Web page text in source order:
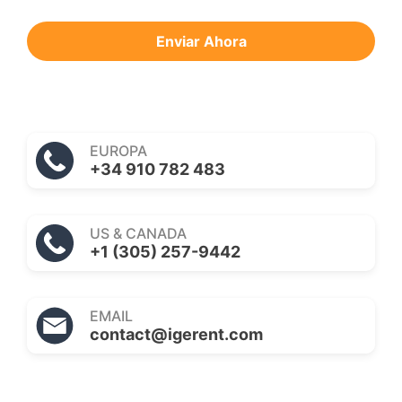
Enviar Ahora
EUROPA
+34 910 782 483
US & CANADA
+1 (305) 257-9442
EMAIL
contact@igerent.com